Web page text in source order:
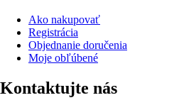
Ako nakupovať
Registrácia
Objednanie doručenia
Moje obľúbené
Kontaktujte nás